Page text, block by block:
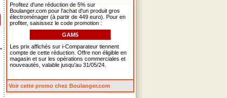
Profitez d'une réduction de 5% sur
Boulanger.com pour l'achat d'un produit gros
électroménager (à partir de 449 euro). Pour en
profiter, saisissez le code promotion :
GAM5
Les prix affichés sur i-Comparateur tiennent
compte de cette réduction. Offre non éligible en
magasin et sur les opérations commerciales et
nouveautés, valable jusqu'au 31/05/24.
Voir cette promo chez Boulanger.com